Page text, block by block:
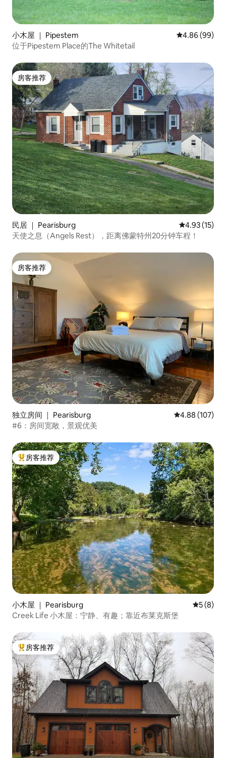
小木屋 ｜ Pipestem 平均评分 4.86
4.86 (99)
位于Pipestem Place的The Whitetail
房客推荐
房客推荐
民居 ｜ Pearisburg 平均评分
4.93 (15)
天使之息（Angels Rest），距离佛蒙特州20分钟车程！
房客推荐
房客推荐
独立房间 ｜ Pearisburg 平均评分 4.88
4.88 (107)
#6：房间宽敞，景观优美
热门「房客推荐」
房客推荐
小木屋 ｜ Pearisburg 平均评分
5 (8)
Creek Life 小木屋：宁静、有趣；靠近布莱克斯堡
热门「房客推荐」
房客推荐